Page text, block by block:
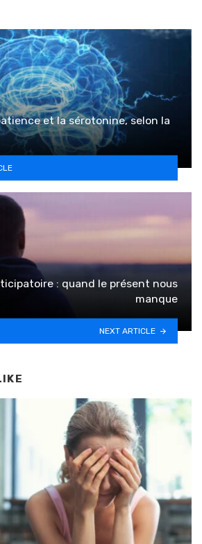
et la sérotonine, selon la
: quand le présent nous
manque
NEXT ARTICLE